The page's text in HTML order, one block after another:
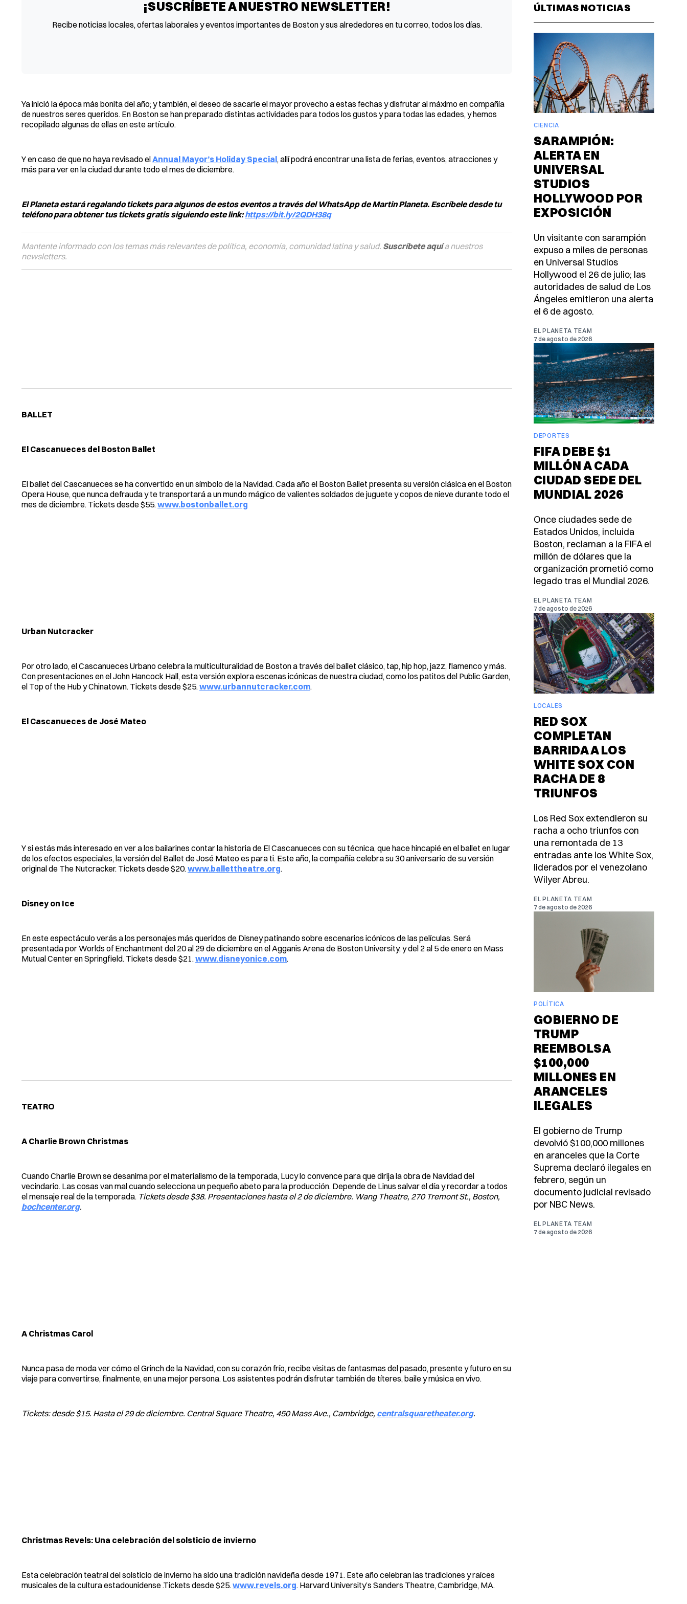
¡SUSCRÍBETE A NUESTRO NEWSLETTER!
Recibe noticias locales, ofertas laborales y eventos importantes de Boston y sus alrededores en tu correo, todos los días.
Ya inició la época más bonita del año; y también, el deseo de sacarle el mayor provecho a estas fechas y disfrutar al máximo en compañía
de nuestros seres queridos. En Boston se han preparado distintas actividades para todos los gustos y para todas las edades, y hemos
recopilado algunas de ellas en este artículo.
Y en caso de que no haya revisado elAnnual Mayor’s Holiday Special, allí podrá encontrar una lista de ferias, eventos, atracciones y
más para ver en la ciudad durante todo el mes de diciembre.
El Planeta estará regalando tickets para algunos de estos eventos a través del WhatsApp de Martin Planeta. Escríbele desde tu
teléfono para obtener tus tickets gratis siguiendo este link:https://bit.ly/2QDH38q
Mantente informado con los temas más relevantes de política, economía, comunidad latina y salud. Suscríbete aquía nuestros
newsletters.
BALLET
El Cascanueces del Boston Ballet
El ballet del Cascanueces se ha convertido en un símbolo de la Navidad. Cada año el Boston Ballet presenta su versión clásica en el Boston
Opera House, que nunca defrauda y te transportará a un mundo mágico de valientes soldados de juguete y copos de nieve durante todo el
mes de diciembre. Tickets desde $55. www.bostonballet.org
Urban Nutcracker
Por otro lado, el Cascanueces Urbano celebra la multiculturalidad de Boston a través del ballet clásico, tap, hip hop, jazz, flamenco y más.
Con presentaciones en el John Hancock Hall, esta versión explora escenas icónicas de nuestra ciudad, como los patitos del Public Garden,
el Top of the Hub y Chinatown. Tickets desde $25. www.urbannutcracker.com.
El Cascanueces de José Mateo
Y si estás más interesado en ver a los bailarines contar la historia de El Cascanueces con su técnica, que hace hincapié en el ballet en lugar
de los efectos especiales, la versión del Ballet de José Mateo es para ti. Este año, la compañía celebra su 30 aniversario de su versión
original de The Nutcracker. Tickets desde $20. www.ballettheatre.org.
Disney on Ice
En este espectáculo verás a los personajes más queridos de Disney patinando sobre escenarios icónicos de las películas. Será
presentada por Worlds of Enchantment del 20 al 29 de diciembre en el Agganis Arena de Boston University, y del 2 al 5 de enero en Mass
Mutual Center en Springfield. Tickets desde $21. www.disneyonice.com.
TEATRO
A Charlie Brown Christmas
Cuando Charlie Brown se desanima por el materialismo de la temporada, Lucy lo convence para que dirija la obra de Navidad del
vecindario. Las cosas van mal cuando selecciona un pequeño abeto para la producción. Depende de Linus salvar el día y recordar a todos
el mensaje real de la temporada. Tickets desde $38. Presentaciones hasta el 2 de diciembre. Wang Theatre, 270 Tremont St., Boston,
bochcenter.org.
A Christmas Carol
Nunca pasa de moda ver cómo el Grinch de la Navidad, con su corazón frío, recibe visitas de fantasmas del pasado, presente y futuro en su
viaje para convertirse, finalmente, en una mejor persona. Los asistentes podrán disfrutar también de títeres, baile y música en vivo.
Tickets: desde $15. Hasta el 29 de diciembre. Central Square Theatre, 450 Mass Ave., Cambridge, centralsquaretheater.org.
Christmas Revels: Una celebración del solsticio de invierno
Esta celebración teatral del solsticio de invierno ha sido una tradición navideña desde 1971. Este año celebran las tradiciones y raíces
musicales de la cultura estadounidense .Tickets desde $25. www.revels.org. Harvard University’s Sanders Theatre, Cambridge, MA.
ÚLTIMAS NOTICIAS
CIENCIA
SARAMPIÓN:
ALERTA EN
UNIVERSAL
STUDIOS
HOLLYWOOD POR
EXPOSICIÓN
Un visitante con sarampión
expuso a miles de personas
en Universal Studios
Hollywood el 26 de julio; las
autoridades de salud de Los
Ángeles emitieron una alerta
el 6 de agosto.
EL PLANETA TEAM
7 de agosto de 2026
DEPORTES
FIFA DEBE $1
MILLÓN A CADA
CIUDAD SEDE DEL
MUNDIAL 2026
Once ciudades sede de
Estados Unidos, incluida
Boston, reclaman a la FIFA el
millón de dólares que la
organización prometió como
legado tras el Mundial 2026.
EL PLANETA TEAM
7 de agosto de 2026
LOCALES
RED SOX
COMPLETAN
BARRIDA A LOS
WHITE SOX CON
RACHA DE 8
TRIUNFOS
Los Red Sox extendieron su
racha a ocho triunfos con
una remontada de 13
entradas ante los White Sox,
liderados por el venezolano
Wilyer Abreu.
EL PLANETA TEAM
7 de agosto de 2026
POLÍTICA
GOBIERNO DE
TRUMP
REEMBOLSA
$100,000
MILLONES EN
ARANCELES
ILEGALES
El gobierno de Trump
devolvió $100,000 millones
en aranceles que la Corte
Suprema declaró ilegales en
febrero, según un
documento judicial revisado
por NBC News.
EL PLANETA TEAM
7 de agosto de 2026